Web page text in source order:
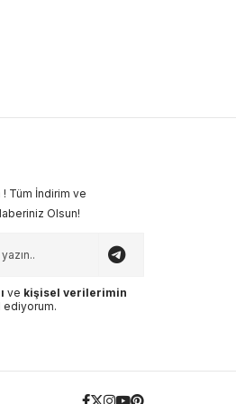
Tüm İndirim ve
Olsun!
ve kişisel verilerimin
ediyorum.